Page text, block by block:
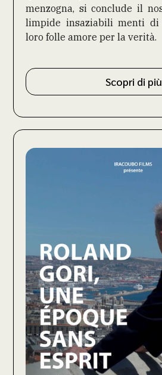
menzogna, si conclude il
limpide insaziabili menti
loro folle amore per la verità.
Scopri di più